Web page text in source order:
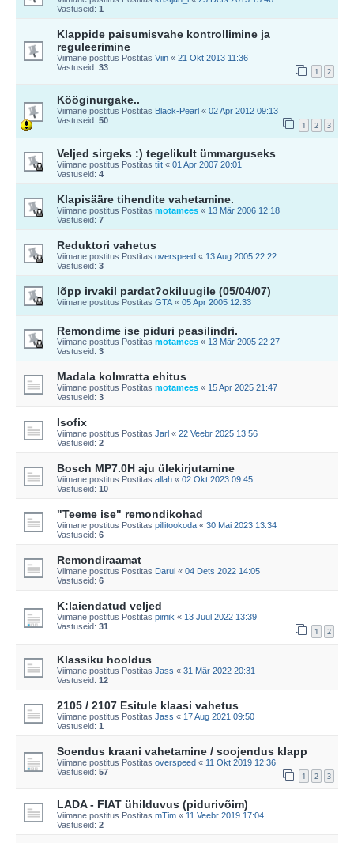
Vastuseid: 1
Klappide paisumisvahe kontrollimine ja
reguleerimine
Viimane postitus Postitas Viin « 21 Okt 2013 11:36
Vastuseid: 33 1 2
Kööginurgake..
Viimane postitus Postitas Black-Pearl « 02 Apr 2012 09:13
Vastuseid: 50 1 2 3
Veljed sirgeks :) tegelikult ümmarguseks
Viimane postitus Postitas tiit « 01 Apr 2007 20:01
Vastuseid: 4
Klapisääre tihendite vahetamine.
Viimane postitus Postitas motamees « 13 Mär 2006 12:18
Vastuseid: 7
Reduktori vahetus
Viimane postitus Postitas overspeed « 13 Aug 2005 22:22
Vastuseid: 3
lõpp irvakil pardat?okiluugile (05/04/07)
Viimane postitus Postitas GTA « 05 Apr 2005 12:33
Remondime ise piduri peasilindri.
Viimane postitus Postitas motamees « 13 Mär 2005 22:27
Vastuseid: 3
Madala kolmratta ehitus
Viimane postitus Postitas motamees « 15 Apr 2025 21:47
Vastuseid: 3
Isofix
Viimane postitus Postitas Jarl « 22 Veebr 2025 13:56
Vastuseid: 2
Bosch MP7.0H aju ülekirjutamine
Viimane postitus Postitas allah « 02 Okt 2023 09:45
Vastuseid: 10
"Teeme ise" remondikohad
Viimane postitus Postitas pillitookoda « 30 Mai 2023 13:34
Vastuseid: 6
Remondiraamat
Viimane postitus Postitas Darui « 04 Dets 2022 14:05
Vastuseid: 6
K:laiendatud veljed
Viimane postitus Postitas pimik « 13 Juul 2022 13:39
Vastuseid: 31 1 2
Klassiku hooldus
Viimane postitus Postitas Jass « 31 Mär 2022 20:31
Vastuseid: 12
2105 / 2107 Esitule klaasi vahetus
Viimane postitus Postitas Jass « 17 Aug 2021 09:50
Vastuseid: 1
Soendus kraani vahetamine / soojendus klapp
Viimane postitus Postitas overspeed « 11 Okt 2019 12:36
Vastuseid: 57 1 2 3
LADA - FIAT ühilduvus (pidurivõim)
Viimane postitus Postitas mTim « 11 Veebr 2019 17:04
Vastuseid: 2